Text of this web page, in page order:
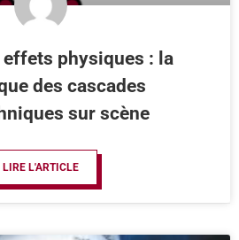
physiques : la
des cascades
sur scène
LIRE L'ARTICLE